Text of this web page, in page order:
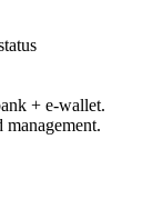
+ e-wallet.